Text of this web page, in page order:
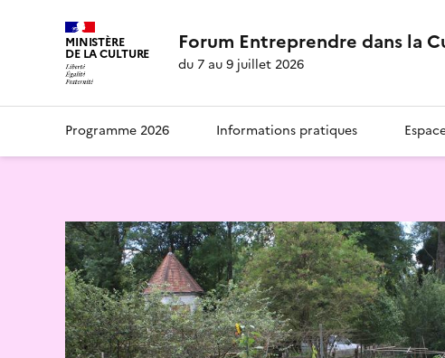
MINISTÈRE
DE LA CULTURE Forum Entreprendre dans la
du 7 au 9 juillet 2026
Programme 2026 Informations pratiques